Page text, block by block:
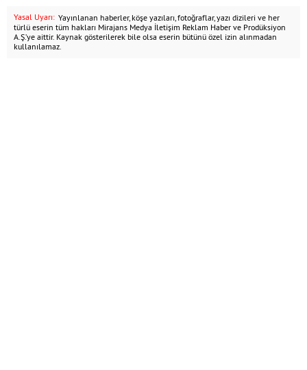
Yasal Uyarı: Yayınlanan haberler, köşe yazıları, fotoğraflar, yazı dizileri ve her
türlü eserin tüm hakları Mirajans Medya İletişim Reklam Haber ve Prodüksiyon
A.Ş.’ye aittir. Kaynak gösterilerek bile olsa eserin bütünü özel izin alınmadan
kullanılamaz.